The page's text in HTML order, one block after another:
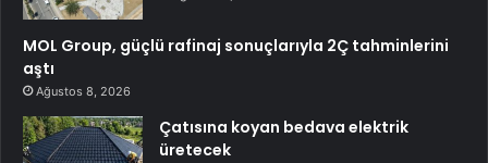
MOL Group, güçlü rafinaj sonuçlarıyla 2Ç tahminlerini
aştı
Ağustos 8, 2026
Çatısına koyan bedava elektrik
üretecek